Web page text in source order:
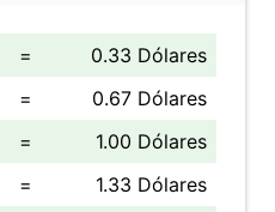
=
0.33 Dólares
=
0.67 Dólares
=
1.00 Dólares
=
1.33 Dólares